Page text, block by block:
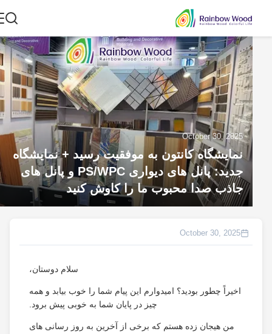
October 30, 2025
نمایشگاه کانتون به موفقیت رسید + نمایشگاه
جدید: پانل های دیواری PS/WPC و پانل های
جاذب صدا محبوب ما را کاوش کنید
October 30, 2025
سلام دوستان،
اخیراً چطور بودید؟ امیدوارم این پیام شما را خوب بیابد و همه
چیز در پایان شما به خوبی پیش برود.
من هیجان زده هستم که برخی از آخرین به روز رسانی های